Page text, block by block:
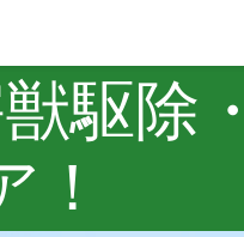
駆除
！